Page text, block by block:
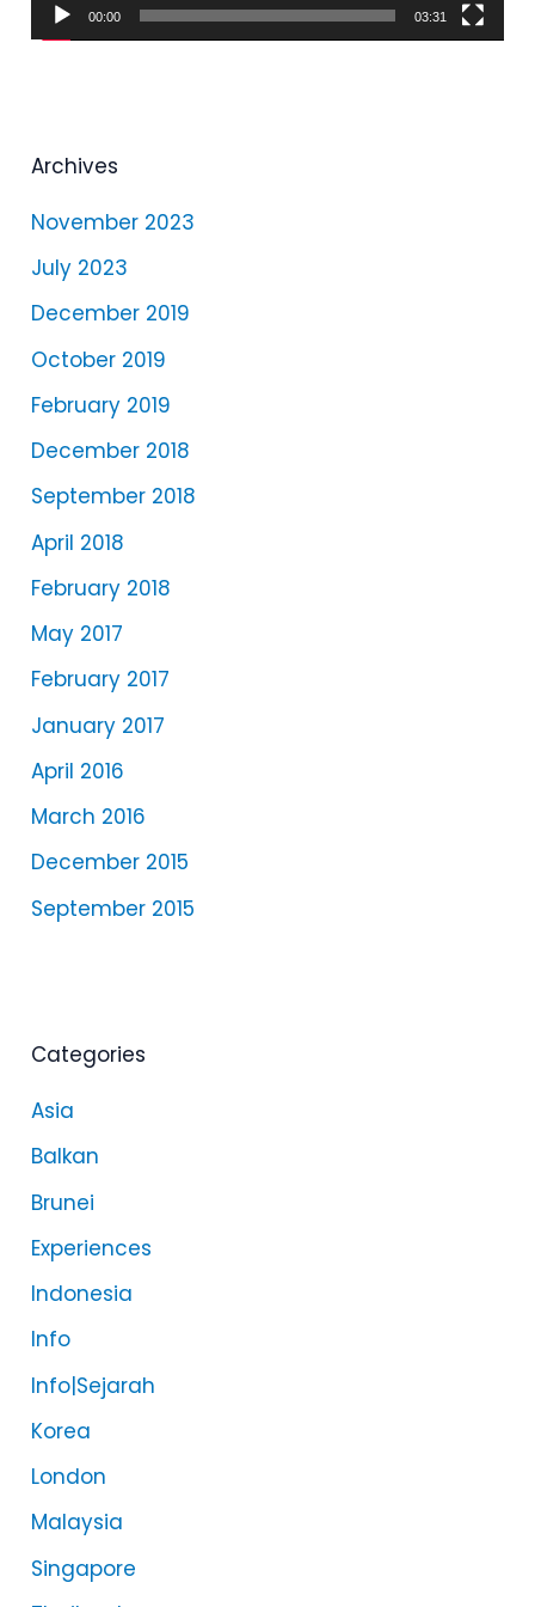
l
e
00:00 03:31
Archives
November 2023
July 2023
December 2019
October 2019
February 2019
December 2018
September 2018
April 2018
February 2018
May 2017
February 2017
January 2017
April 2016
March 2016
December 2015
September 2015
Categories
Asia
Balkan
Brunei
Experiences
Indonesia
Info
Info|Sejarah
Korea
London
Malaysia
Singapore